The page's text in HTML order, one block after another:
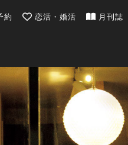
| 最新のグルメ、洗練されたラ
約 恋活・婚活 月刊誌